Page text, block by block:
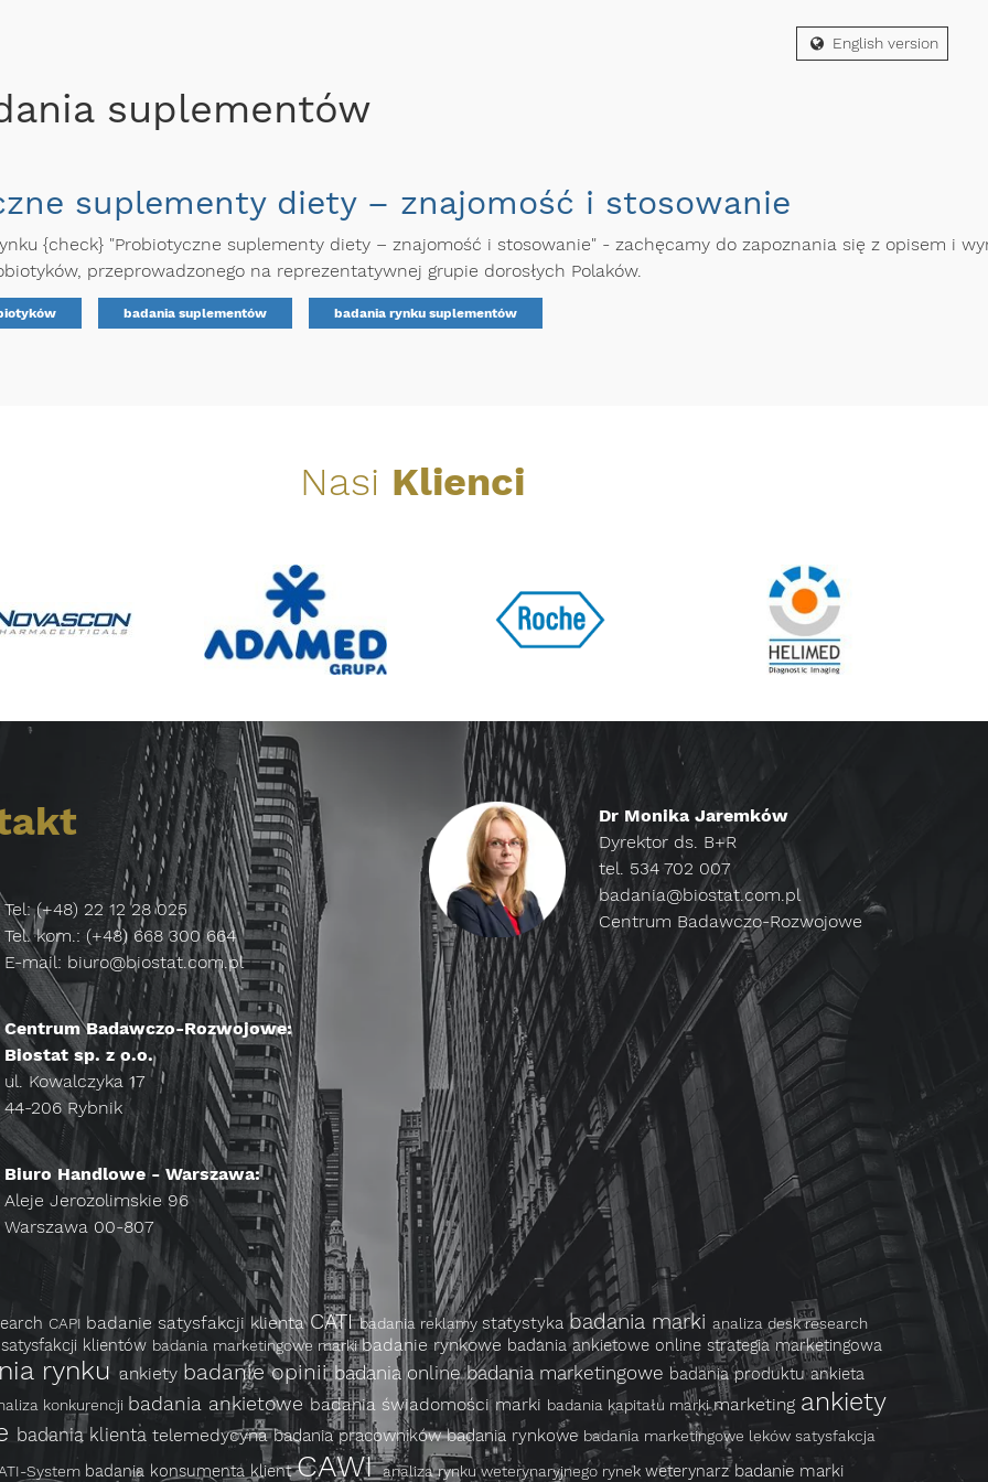
suplementów
suplementy diety – znajomość i stosowanie
{check} "Probiotyczne suplementy diety – znajomość i stosowanie" - zachęcamy do zapoznania się z opisem i
przeprowadzonego na reprezentatywnej grupie dorosłych Polaków.
badania suplementów badania rynku suplementów
Nasi Klienci
Tel: (+48) 22 12 28 025
Tel. kom.: (+48) 668 300 664
E-mail: biuro@biostat.com.pl
Centrum Badawczo-Rozwojowe:
Biostat sp. z o.o.
ul. Kowalczyka 17
44-206 Rybnik
Biuro Handlowe - Warszawa:
Aleje Jerozolimskie 96
Warszawa 00-807
Dr Monika Jaremków
Dyrektor ds. B+R
tel. 534 702 007
badania@biostat.com.pl
Centrum Badawczo-Rozwojowe
CAPI badanie satysfakcji klientaCATIbadania reklamy statystyka badania marki analiza desk research
klientów badania marketingowe markibadanie rynkowe badania ankietowe online strategia marketingowa
rynku ankiety badanie opiniibadania onlinebadania marketingowe badania produktuankieta
konkurencji badania ankietowe badania świadomości marki badania kapitału markimarketing ankiety
badania klienta telemedycynabadania pracownikówbadania rynkowe badania marketingowe leków satysfakcja
System badania konsumenta klientCAWIanaliza rynku weterynaryjnegorynek weterynarz badanie marki
English version